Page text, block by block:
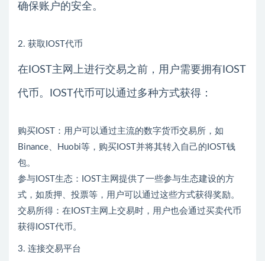
确保账户的安全。
2. 获取IOST代币
在IOST主网上进行交易之前，用户需要拥有IOST
代币。IOST代币可以通过多种方式获得：
购买IOST：用户可以通过主流的数字货币交易所，如
Binance、Huobi等，购买IOST并将其转入自己的IOST钱
包。
参与IOST生态：IOST主网提供了一些参与生态建设的方
式，如质押、投票等，用户可以通过这些方式获得奖励。
交易所得：在IOST主网上交易时，用户也会通过买卖代币
获得IOST代币。
3. 连接交易平台